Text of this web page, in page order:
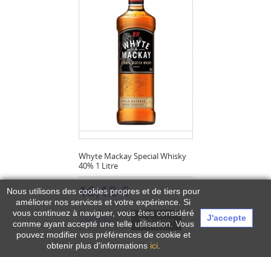
Whyte Mackay Special Whisky
40% 1 Litre
16,12 €
VOIR PLUS Ajouter
Nous utilisons des cookies propres et de tiers pour
améliorer nos services et votre expérience. Si
vous continuez à naviguer, vous êtes considéré
comme ayant accepté une telle utilisation. Vous
pouvez modifier vos préférences de cookie et
obtenir plus d'informations ici.
J'accepte